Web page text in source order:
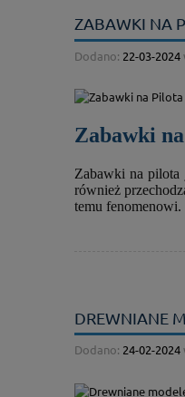
ZABAWKI NA
Dodano: 22-03-2024
Zabawki
Zabawki na pilota
również
temu fenomenowi.
DREWNIANE
Dodano: 24-02-2024